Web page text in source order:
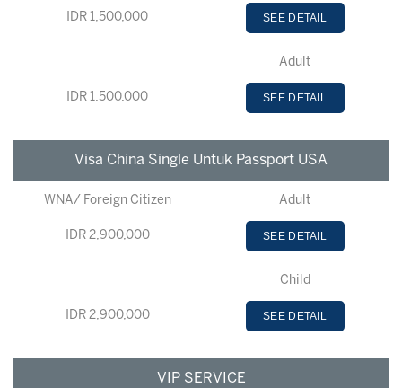
IDR 1,500,000 SEE DETAIL
Adult
IDR 1,500,000 SEE DETAIL
Visa China Single Untuk Passport USA
WNA/ Foreign Citizen Adult
IDR 2,900,000 SEE DETAIL
Child
IDR 2,900,000 SEE DETAIL
VIP SERVICE